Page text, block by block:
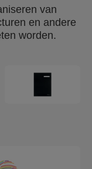
van
en andere
worden.